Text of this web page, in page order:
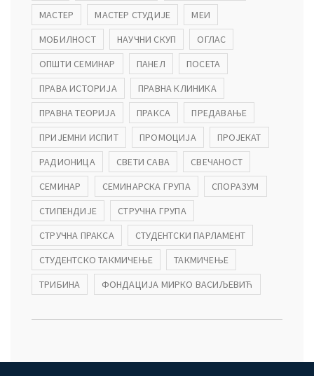
МАСТЕР
МАСТЕР СТУДИЈЕ
МЕИ
МОБИЛНОСТ
НАУЧНИ СКУП
ОГЛАС
ОПШТИ СЕМИНАР
ПАНЕЛ
ПОСЕТА
ПРАВА ИСТОРИЈА
ПРАВНА КЛИНИКА
ПРАВНА ТЕОРИЈА
ПРАКСА
ПРЕДАВАЊЕ
ПРИЈЕМНИ ИСПИТ
ПРОМОЦИЈА
ПРОЈЕКАТ
РАДИОНИЦА
СВЕТИ САВА
СВЕЧАНОСТ
СЕМИНАР
СЕМИНАРСКА ГРУПА
СПОРАЗУМ
СТИПЕНДИЈЕ
СТРУЧНА ГРУПА
СТРУЧНА ПРАКСА
СТУДЕНТСКИ ПАРЛАМЕНТ
СТУДЕНТСКО ТАКМИЧЕЊЕ
ТАКМИЧЕЊЕ
ТРИБИНА
ФОНДАЦИЈА МИРКО ВАСИЉЕВИЋ